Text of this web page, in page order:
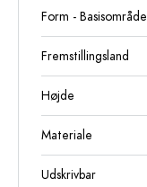
Form - Basisområde
Fremstillingsland
Højde
Materiale
Udskrivbar